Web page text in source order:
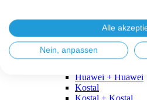
Fronius + BYD
GoodWe
GoodWe +
GoodWe + BYD
Huawei + Huawei
Kostal
Kostal + Kostal
Alle
Nein, anpassen